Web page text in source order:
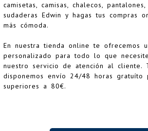
camisetas, camisas, chalecos,
sudaderas Edwin y hagas tus compras
más cómoda.
En nuestra tienda online te ofrecemos
personalizado para todo lo que
nuestro servicio de atención al cliente.
disponemos envío 24/48 horas gratuíto
superiores a 80€.